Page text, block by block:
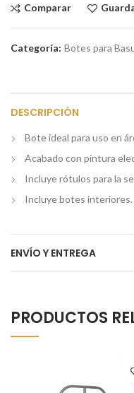
Comparar
Categoría: Botes para
DESCRIPCIÓN
Bote ideal para uso en
Acabado con pintura
Incluye rótulos para la
Incluye botes interiores.
ENVÍO Y ENTREGA
PRODUCTOS